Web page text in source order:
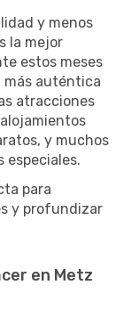
y menos
la mejor
estos meses
auténtica
atracciones
y muchos
especiales.
para
y profundizar
en Metz